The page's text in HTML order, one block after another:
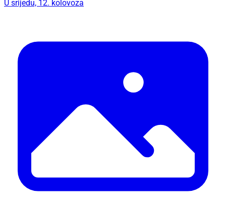
U srijedu, 12. kolovoza